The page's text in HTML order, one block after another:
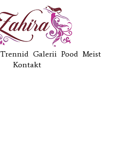
Trennid Galerii Pood Meist
Kontakt